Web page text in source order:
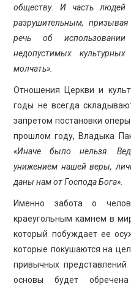
обществу. И часть людей
разрушительным,
речь об
недопустимых
молчать».
Отношения Церкви и
годы не всегда
запретом постановки
прошлом году, Владыка
«Иначе было нельзя.
унижением нашей веры,
даны нам от Господа Бога».
Именно забота о
краеугольным камнем в
который побуждает ее
которые покушаются на
привычных
основы будет